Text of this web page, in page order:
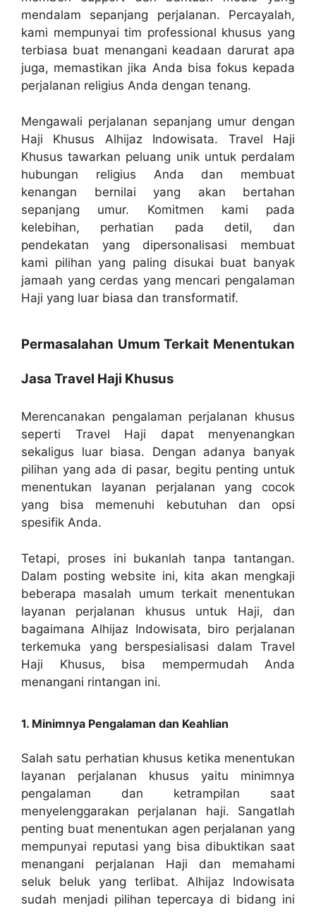
mendalam sepanjang perjalanan. Percayalah,
kami mempunyai tim professional khusus yang
terbiasa buat menangani keadaan darurat apa
juga, memastikan jika Anda bisa fokus kepada
perjalanan religius Anda dengan tenang.
Mengawali perjalanan sepanjang umur dengan
Haji Khusus Alhijaz Indowisata. Travel Haji
Khusus tawarkan peluang unik untuk perdalam
hubungan religius Anda dan membuat
kenangan bernilai yang akan bertahan
sepanjang umur. Komitmen kami pada
kelebihan, perhatian pada detil, dan
pendekatan yang dipersonalisasi membuat
kami pilihan yang paling disukai buat banyak
jamaah yang cerdas yang mencari pengalaman
Haji yang luar biasa dan transformatif.
Permasalahan Umum Terkait Menentukan
Jasa Travel Haji Khusus
Merencanakan pengalaman perjalanan khusus
seperti Travel Haji dapat menyenangkan
sekaligus luar biasa. Dengan adanya banyak
pilihan yang ada di pasar, begitu penting untuk
menentukan layanan perjalanan yang cocok
yang bisa memenuhi kebutuhan dan opsi
spesifik Anda.
Tetapi, proses ini bukanlah tanpa tantangan.
Dalam posting website ini, kita akan mengkaji
beberapa masalah umum terkait menentukan
layanan perjalanan khusus untuk Haji, dan
bagaimana Alhijaz Indowisata, biro perjalanan
terkemuka yang berspesialisasi dalam Travel
Haji Khusus, bisa mempermudah Anda
menangani rintangan ini.
1. Minimnya Pengalaman dan Keahlian
Salah satu perhatian khusus ketika menentukan
layanan perjalanan khusus yaitu minimnya
pengalaman dan ketrampilan saat
menyelenggarakan perjalanan haji. Sangatlah
penting buat menentukan agen perjalanan yang
mempunyai reputasi yang bisa dibuktikan saat
menangani perjalanan Haji dan memahami
seluk beluk yang terlibat. Alhijaz Indowisata
sudah menjadi pilihan tepercaya di bidang ini